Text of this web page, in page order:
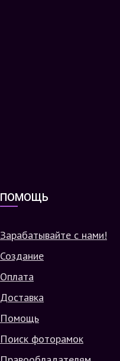
ПОМОЩЬ
Зарабатывайте с нами!
Создание
Оплата
Доставка
Помощь
Поиск фоторамок